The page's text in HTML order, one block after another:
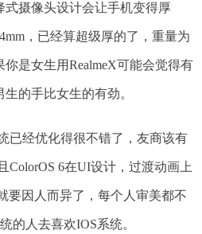
式摄像头设计会让手机变得厚
，已经算超级厚的了，重量为
是女生用RealmeX可能会觉得有
的手比女生的有劲。
已经优化得很不错了，友商该有
ColorOS 6在UI设计，过渡动画上
要因人而异了，每个人审美都不
的人去喜欢IOS系统。